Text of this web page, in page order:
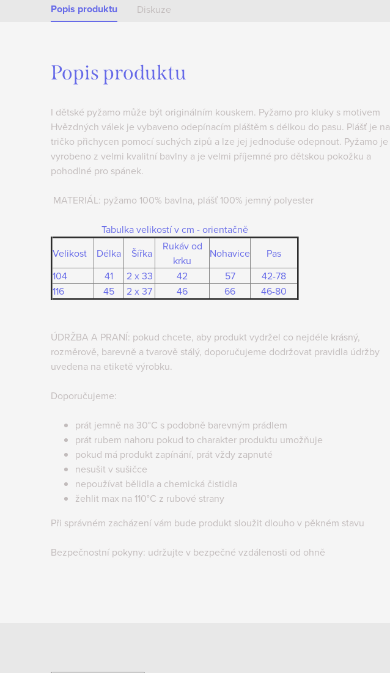
Popis produktu Diskuze
Popis produktu
I dětské pyžamo může být originálním kouskem. Pyžamo pro kluky s motivem
Hvězdných válek je vybaveno odepínacím pláštěm s délkou do pasu. Plášť je na
tričko přichycen pomocí suchých zipů a lze jej jednoduše odepnout. Pyžamo je
vyrobeno z velmi kvalitní bavlny a je velmi příjemné pro dětskou pokožku a
pohodlné pro spánek.
MATERIÁL: pyžamo 100% bavlna, plášť 100% jemný polyester
Tabulka velikostí v cm - orientačně
Velikost
Délka Šířka
Rukáv od
krku
Nohavice
Pas
104
41 2 x 33 42 57
42-78
116
45 2 x 37 46 66 46-80
ÚDRŽBA A PRANÍ: pokud chcete, aby produkt vydržel co nejdéle krásný,
rozměrově, barevně a tvarově stálý, doporučujeme dodržovat pravidla údržby
uvedena na etiketě výrobku.
Doporučujeme:
prát jemně na 30°C s podobně barevným prádlem
prát rubem nahoru pokud to charakter produktu umožňuje
pokud má produkt zapínání, prát vždy zapnuté
nesušit v sušičce
nepoužívat bělidla a chemická čistidla
žehlit max na 110°C z rubové strany
Při správném zacházení vám bude produkt sloužit dlouho v pěkném stavu
Bezpečnostní pokyny: udržujte v bezpečné vzdálenosti od ohně